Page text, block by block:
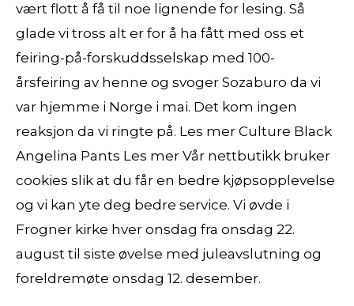
vært flott å få til noe lignende for lesing. Så
glade vi tross alt er for å ha fått med oss et
feiring-på-forskuddsselskap med 100-
årsfeiring av henne og svoger Sozaburo da vi
var hjemme i Norge i mai. Det kom ingen
reaksjon da vi ringte på. Les mer Culture Black
Angelina Pants Les mer Vår nettbutikk bruker
cookies slik at du får en bedre kjøpsopplevelse
og vi kan yte deg bedre service. Vi øvde i
Frogner kirke hver onsdag fra onsdag 22.
august til siste øvelse med juleavslutning og
foreldremøte onsdag 12. desember.